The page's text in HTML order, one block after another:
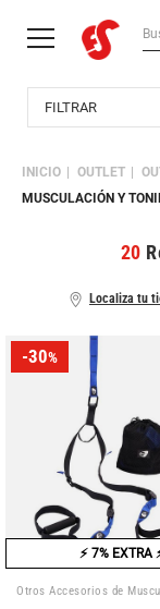
INICIO OUTLET
MUSCULACIÓN Y
Localiza tu
20
-30%
⚡ 7% EXTRA
Otros Accesorios de
FILTRAR